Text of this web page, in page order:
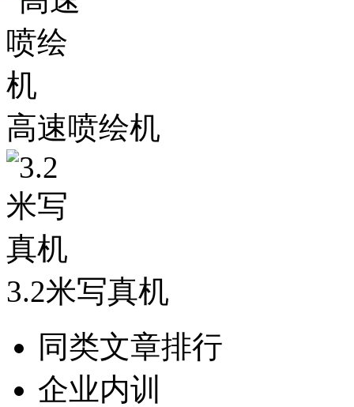
高速喷绘机
3.2米写真机
同类文章排行
企业内训